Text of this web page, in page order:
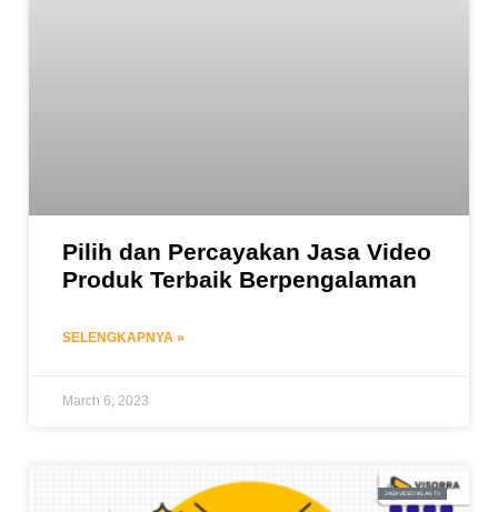
Pilih dan Percayakan Jasa Video
Produk Terbaik Berpengalaman
SELENGKAPNYA »
March 6, 2023
JASA VIDEO IKLAN TV